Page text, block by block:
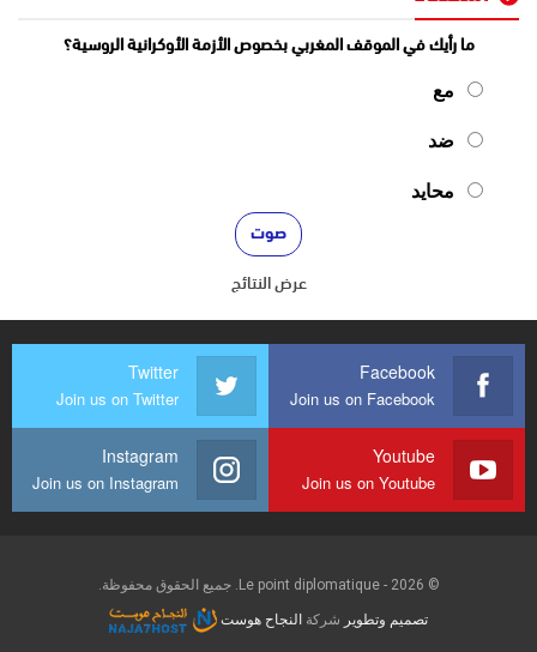
ما رأيك في الموقف المغربي بخصوص الأزمة الأوكرانية الروسية؟
مع
ضد
محايد
عرض النتائج
Facebook
Join us on Facebook
Twitter
Join us on Twitter
Youtube
Join us on Youtube
Instagram
Join us on Instagram
© 2026 - Le point diplomatique. جميع الحقوق محفوظة.
تصميم وتطوير شركة النجاح هوست